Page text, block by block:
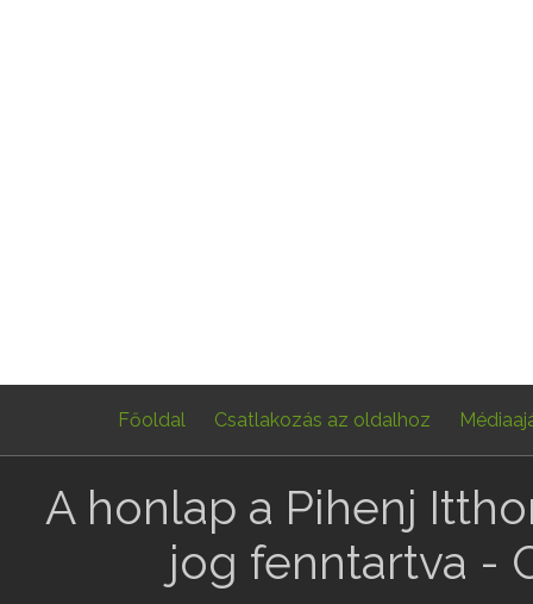
Főoldal Csatlakozás az oldalhoz
A honlap a Pihenj
jog fenntartva -